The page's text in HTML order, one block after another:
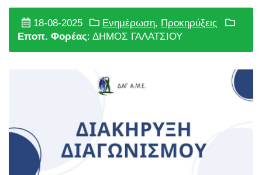
18-08-2025 Ενημέρωση, Προκηρύξεις
Εποπ. Φορέας: ΔΗΜΟΣ ΓΑΛΑΤΣΙΟΥ